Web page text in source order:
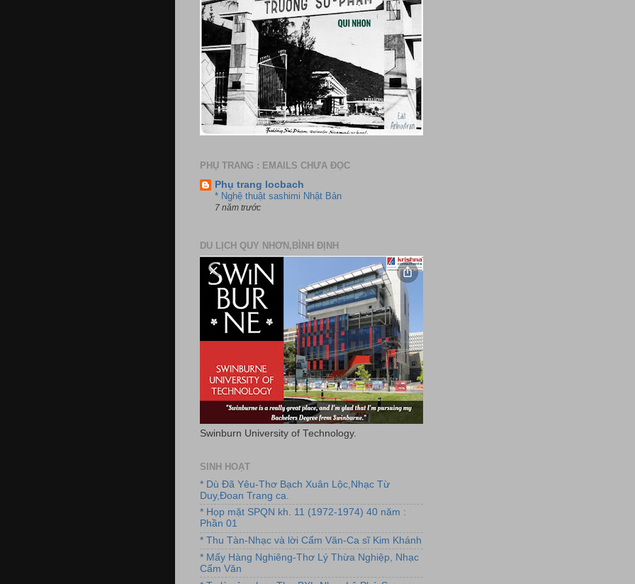
PHỤ TRANG : EMAILS CHƯA ĐỌC
Phụ trang locbach
* Nghệ thuật sashimi Nhật Bản
7 năm trước
DU LỊCH QUY NHƠN,BÌNH ĐỊNH
Swinburn University of Technology.
SINH HOẠT
* Dù Đã Yêu-Thơ Bạch Xuân Lộc,Nhạc Từ
Duy,Đoan Trang ca.
* Họp mặt SPQN kh. 11 (1972-1974) 40 năm :
Phần 01
* Thu Tàn-Nhạc và lời Cẩm Văn-Ca sĩ Kim Khánh
* Mấy Hàng Nghiêng-Thơ Lý Thừa Nghiệp, Nhạc
Cẩm Văn